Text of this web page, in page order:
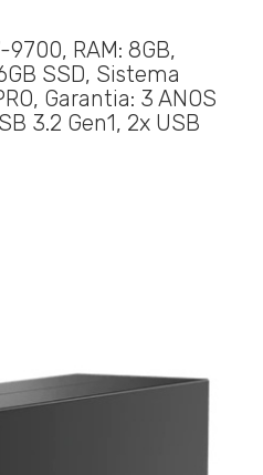
9700, RAM: 8GB,
SSD, Sistema
Garantia: 3 ANOS
3.2 Gen1, 2x USB